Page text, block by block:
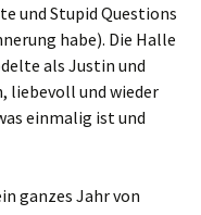
und Stupid Questions
habe). Die Halle
als Justin und
liebevoll und wieder
einmalig ist und
ganzes Jahr von